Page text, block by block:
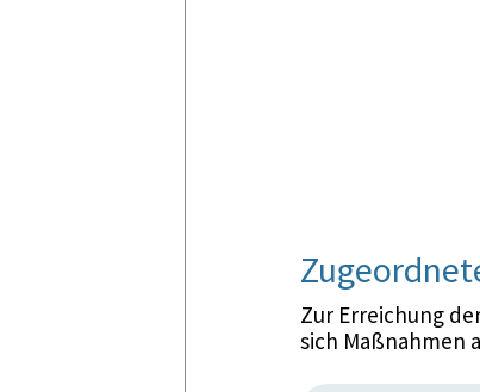
Zur Erreichung
sich Maßnahmen